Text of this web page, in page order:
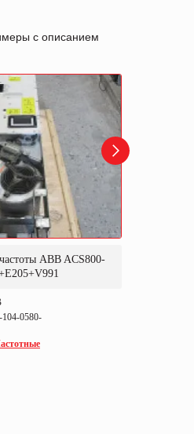
с описанием
ABB ACS800-
0580-